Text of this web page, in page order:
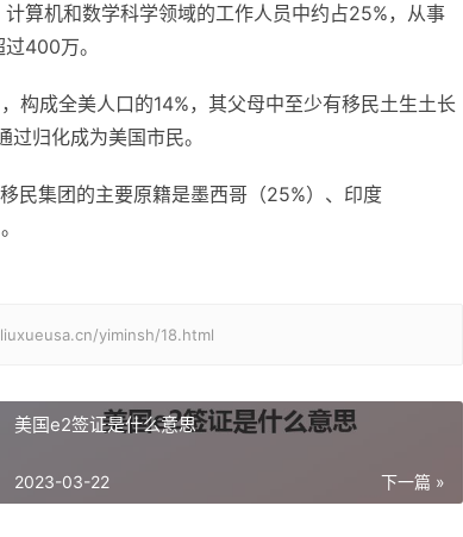
算机和数学科学领域的工作人员中约占25%，从事
400万。
构成全美人口的14%，其父母中至少有移民土生土长
归化成为美国市民。
民集团的主要原籍是墨西哥（25%）、印度
yiminsh/18.html
美国e2签证是什么意思
下一篇 »
2023-03-22